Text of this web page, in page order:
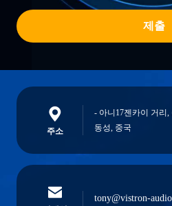
제출
주소
- 아니17젠카이 거리
동성, 중국
tony@vistron-